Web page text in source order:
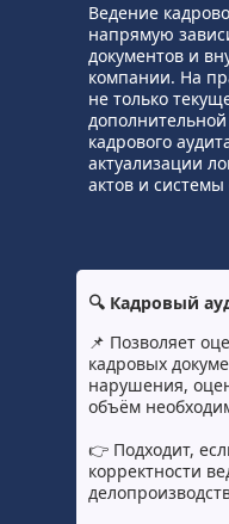
Ведение
напрямую
документов и
компании. На
не только
кадрового
актуализации
актов и
🔍 Кадровый
📌 Позволяет
кадровых
нарушения,
объём
👉 Подходит,
корректности